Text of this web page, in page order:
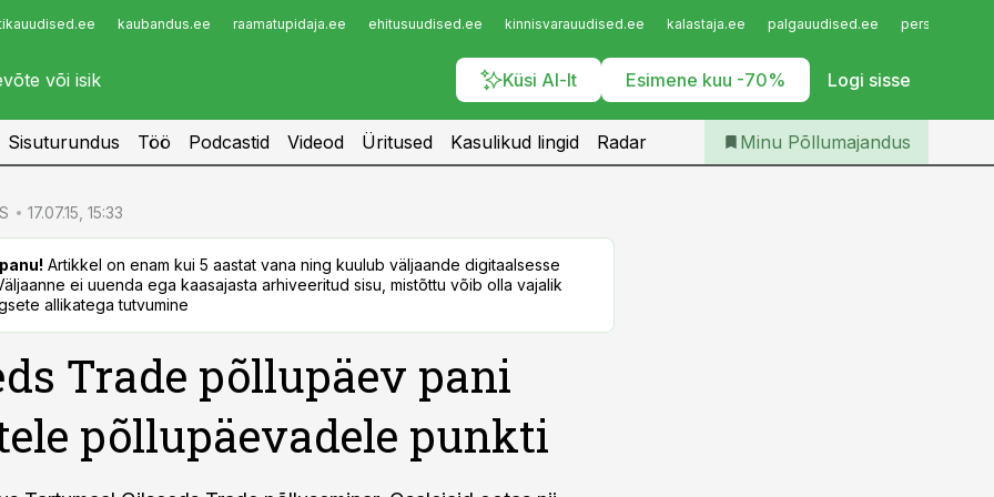
kaubandus.ee raamatupidaja.ee ehitusuudised.ee kinnisvarauudised.ee kalastaja.ee palgauudised.ee
Küsi AI-lt Esimene kuu -70% Logi sisse
Infopank
Iseteenindus
Telli Põllumajandus
Sisuturundus Töö Podcastid Videod Üritused Kasulikud lingid Radar Minu Põllumajandus
17.07.15, 15:33
Artikkel on enam kui 5 aastat vana ning kuulub väljaande digitaalsesse
ei uuenda ega kaasajasta arhiveeritud sisu, mistõttu võib olla vajalik
allikatega tutvumine
Trade põllupäev pani
põllupäevadele punkti